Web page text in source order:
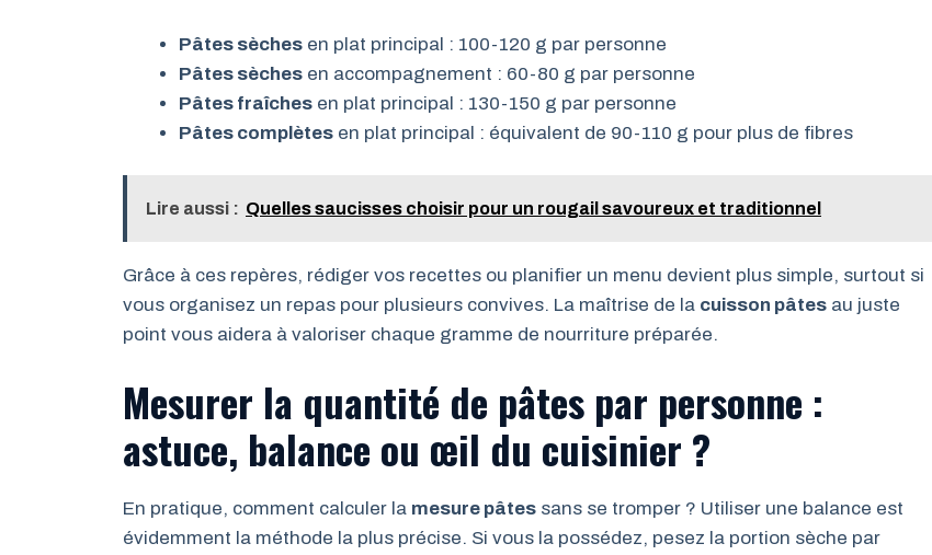
Pâtes sèches en plat principal : 100-120 g par personne
Pâtes sèches en accompagnement : 60-80 g par personne
Pâtes fraîches en plat principal : 130-150 g par personne
Pâtes complètes en plat principal : équivalent de 90-110 g pour plus de fibres
Lire aussi : Quelles saucisses choisir pour un rougail savoureux et traditionnel
Grâce à ces repères, rédiger vos recettes ou planifier un menu devient plus simple, surtout si
vous organisez un repas pour plusieurs convives. La maîtrise de la cuisson pâtes au juste
point vous aidera à valoriser chaque gramme de nourriture préparée.
Mesurer la quantité de pâtes par personne :
astuce, balance ou œil du cuisinier ?
En pratique, comment calculer la mesure pâtes sans se tromper ? Utiliser une balance est
évidemment la méthode la plus précise. Si vous la possédez, pesez la portion sèche par